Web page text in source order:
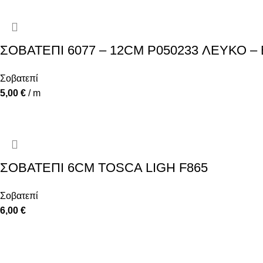
ΣΟΒΑΤΕΠΙ 6077 – 12CM P050233 ΛΕΥΚΟ
Σοβατεπί
5,00 € / m
ΣΟΒΑΤΕΠΙ 6CM TOSCA LIGH F865
Σοβατεπί
6,00 €